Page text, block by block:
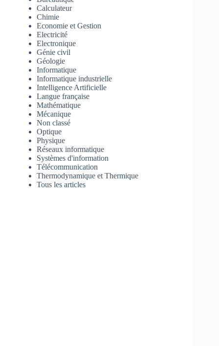
Calculateur
Chimie
Economie et Gestion
Electricité
Electronique
Génie civil
Géologie
Informatique
Informatique industrielle
Intelligence Artificielle
Langue française
Mathématique
Mécanique
Non classé
Optique
Physique
Réseaux informatique
Systèmes d'information
Télécommunication
Thermodynamique et Thermique
Tous les articles